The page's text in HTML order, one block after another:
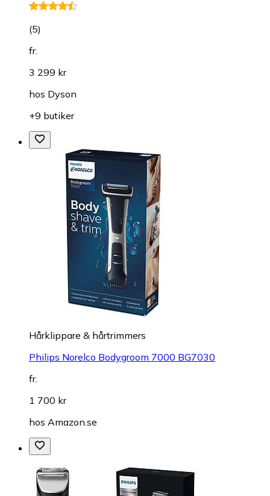
(5)
fr.
3 299 kr
hos Dyson
+9 butiker
Hårklippare & hårtrimmers
Philips Norelco Bodygroom 7000 BG7030
fr.
1 700 kr
hos Amazon.se